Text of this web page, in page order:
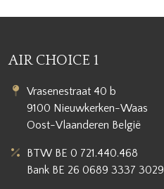
AIR CHOICE 1
Vrasenestraat 40 b
9100 Nieuwkerken-Waas
Oost-Vlaanderen België
BTW BE 0 721.440.468
Bank BE 26 0689 3337 3029